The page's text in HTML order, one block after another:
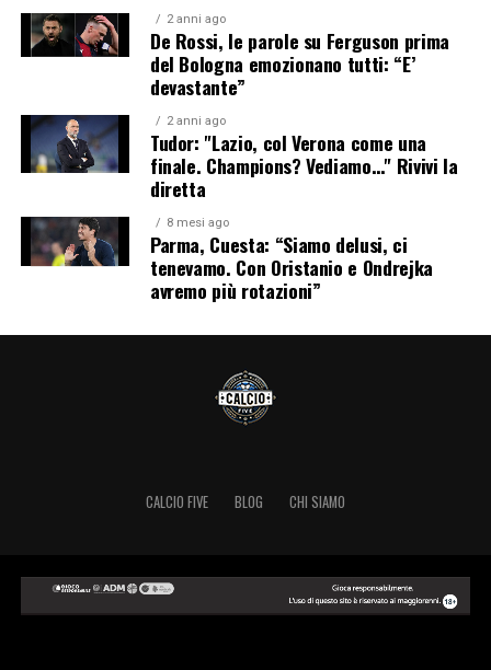
2 anni ago
De Rossi, le parole su Ferguson prima
del Bologna emozionano tutti: “E’
devastante”
2 anni ago
Tudor: "Lazio, col Verona come una
finale. Champions? Vediamo…" Rivivi la
diretta
8 mesi ago
Parma, Cuesta: “Siamo delusi, ci
tenevamo. Con Oristanio e Ondrejka
avremo più rotazioni”
CALCIO FIVE BLOG CHI SIAMO